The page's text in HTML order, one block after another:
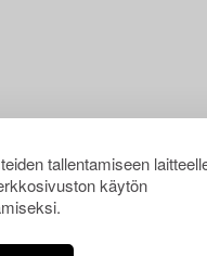
tallentamiseen
käytön